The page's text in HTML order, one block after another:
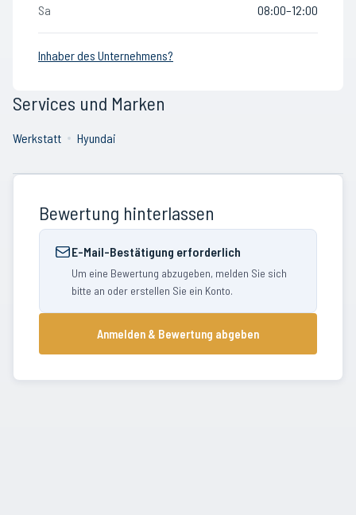
Sa
08:00–12:00
Inhaber des Unternehmens?
Services und Marken
Werkstatt Hyundai
Bewertung hinterlassen
E-Mail-Bestätigung erforderlich
Um eine Bewertung abzugeben, melden Sie sich
bitte an oder erstellen Sie ein Konto.
Anmelden & Bewertung abgeben